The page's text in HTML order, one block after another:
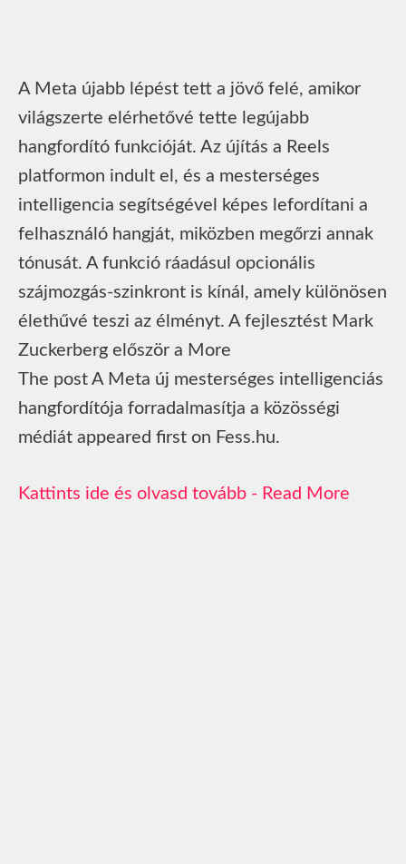
A Meta újabb lépést tett a jövő felé, amikor
világszerte elérhetővé tette legújabb
hangfordító funkcióját. Az újítás a Reels
platformon indult el, és a mesterséges
intelligencia segítségével képes lefordítani a
felhasználó hangját, miközben megőrzi annak
tónusát. A funkció ráadásul opcionális
szájmozgás-szinkront is kínál, amely különösen
élethűvé teszi az élményt. A fejlesztést Mark
Zuckerberg először a More
The post A Meta új mesterséges intelligenciás
hangfordítója forradalmasítja a közösségi
médiát appeared first on Fess.hu.
Read More